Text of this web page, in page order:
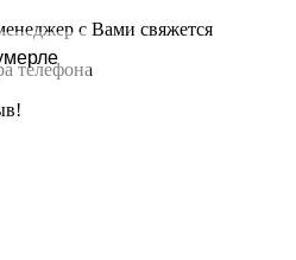
с Вами свяжется
телефона